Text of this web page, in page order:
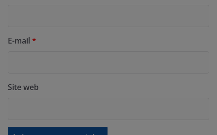
E-mail *
Site web